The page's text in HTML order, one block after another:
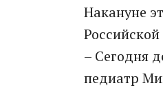
Накануне
– Сегодня
педиатр